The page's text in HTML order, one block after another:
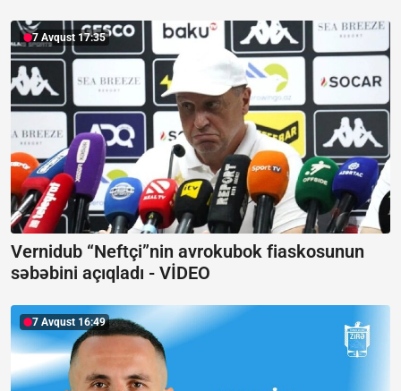
7 Avqust 17:35
Vernidub “Neftçi”nin avrokubok fiaskosunun
səbəbini açıqladı - VİDEO
7 Avqust 16:49